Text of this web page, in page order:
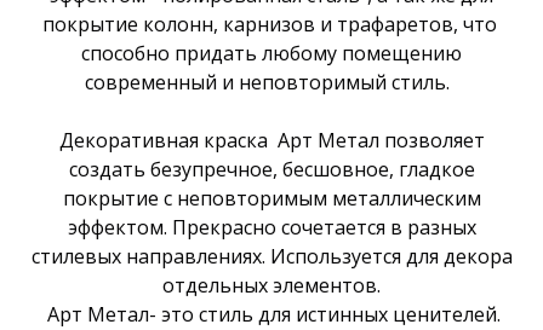
покрытие колонн, карнизов и трафаретов, что
способно придать любому помещению
современный и неповторимый стиль.
Декоративная краска Арт Метал позволяет
создать безупречное, бесшовное, гладкое
покрытие с неповторимым металлическим
эффектом. Прекрасно сочетается в разных
стилевых направлениях. Используется для декора
отдельных элементов.
Арт Метал- это стиль для истинных ценителей.